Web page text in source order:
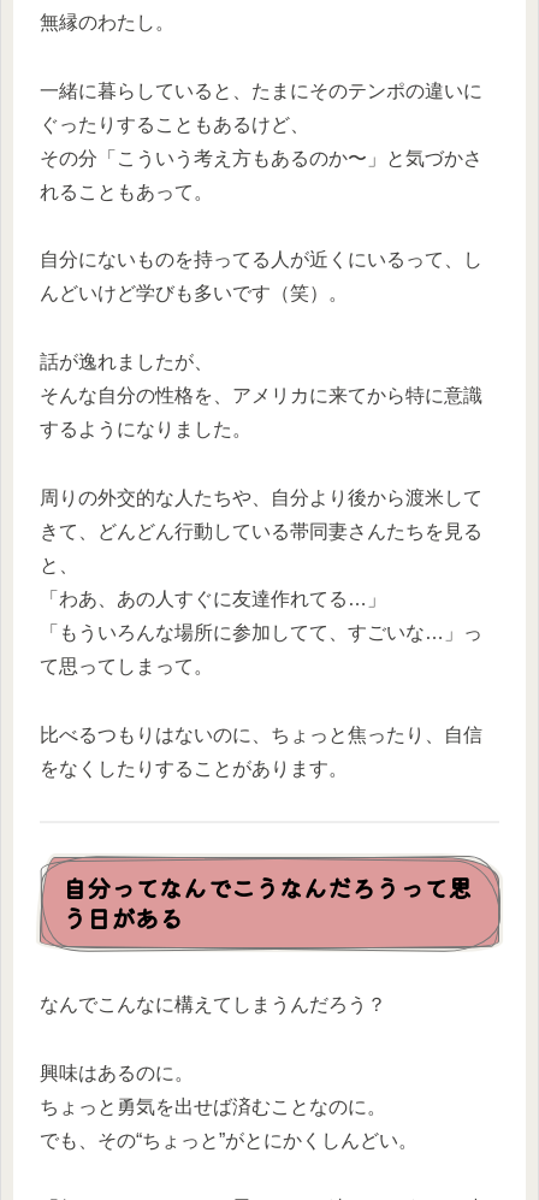
無縁のわたし。
一緒に暮らしていると、たまにそのテンポの違いに
ぐったりすることもあるけど、
その分「こういう考え方もあるのか〜」と気づかさ
れることもあって。
自分にないものを持ってる人が近くにいるって、し
んどいけど学びも多いです（笑）。
話が逸れましたが、
そんな自分の性格を、アメリカに来てから特に意識
するようになりました。
周りの外交的な人たちや、自分より後から渡米して
きて、どんどん行動している帯同妻さんたちを見る
と、
「わあ、あの人すぐに友達作れてる…」
「もういろんな場所に参加してて、すごいな…」っ
て思ってしまって。
比べるつもりはないのに、ちょっと焦ったり、自信
をなくしたりすることがあります。
自分ってなんでこうなんだろうって思
う日がある
なんでこんなに構えてしまうんだろう？
興味はあるのに。
ちょっと勇気を出せば済むことなのに。
でも、その“ちょっと”がとにかくしんどい。